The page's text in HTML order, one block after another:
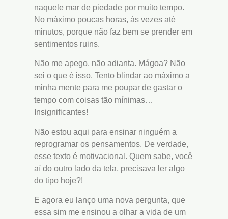
naquele mar de piedade por muito tempo.
No máximo poucas horas, às vezes até
minutos, porque não faz bem se prender em
sentimentos ruins.
Não me apego, não adianta. Mágoa? Não
sei o que é isso. Tento blindar ao máximo a
minha mente para me poupar de gastar o
tempo com coisas tão mínimas…
Insignificantes!
Não estou aqui para ensinar ninguém a
reprogramar os pensamentos. De verdade,
esse texto é motivacional. Quem sabe, você
aí do outro lado da tela, precisava ler algo
do tipo hoje?!
E agora eu lanço uma nova pergunta, que
essa sim me ensinou a olhar a vida de um